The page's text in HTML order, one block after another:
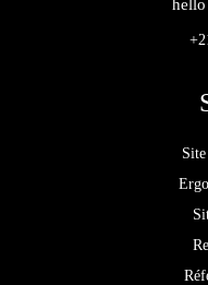
hello